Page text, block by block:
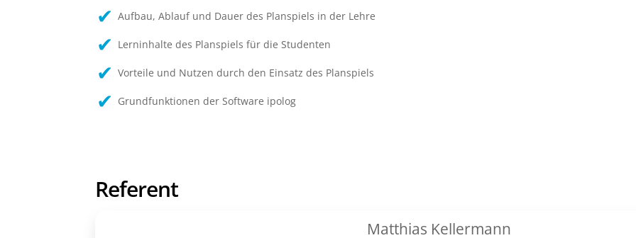
Aufbau, Ablauf und Dauer des Planspiels in der Lehre
Lerninhalte des Planspiels für die Studenten
Vorteile und Nutzen durch den Einsatz des Planspiels
Grundfunktionen der Software ipolog
Referent
Matthias Kellermann